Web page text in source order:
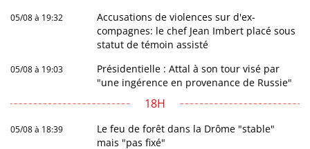
05/08 à 19:32
Accusations de violences sur d'ex-
compagnes: le chef Jean Imbert placé sous
statut de témoin assisté
05/08 à 19:03
Présidentielle : Attal à son tour visé par
"une ingérence en provenance de Russie"
18H
05/08 à 18:39
Le feu de forêt dans la Drôme "stable"
mais "pas fixé"